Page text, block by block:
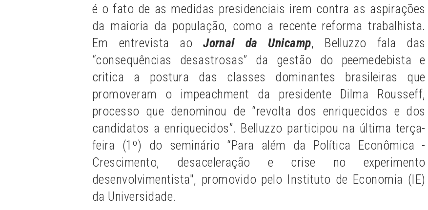
é o fato de as medidas presidenciais irem contra as aspirações
da maioria da população, como a recente reforma trabalhista.
Em entrevista aoJornal da Unicamp, Belluzzo fala das
“consequências desastrosas” da gestão do peemedebista e
critica a postura das classes dominantes brasileiras que
promoveram o impeachment da presidente Dilma Rousseff,
processo que denominou de “revolta dos enriquecidos e dos
candidatos a enriquecidos”. Belluzzo participou na última terça-
feira (1º) do seminário “Para além da Política Econômica -
Crescimento, desaceleração e crise no experimento
desenvolvimentista", promovido pelo Instituto de Economia (IE)
da Universidade.